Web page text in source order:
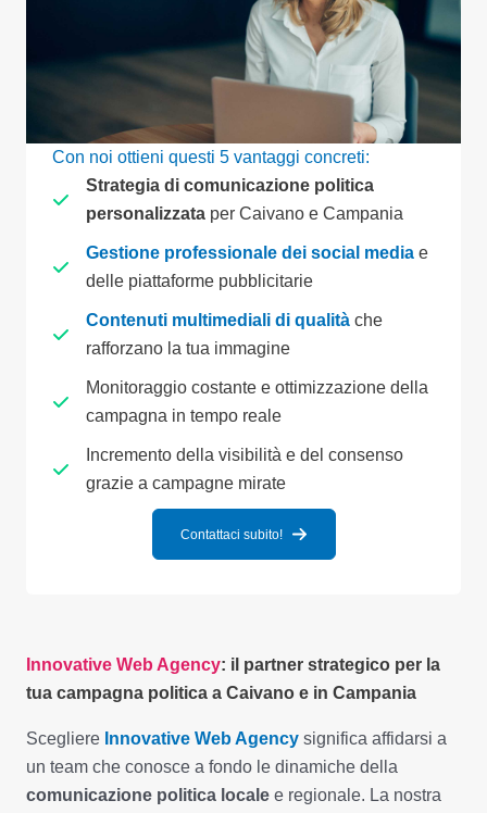
Con noi ottieni questi 5 vantaggi concreti:
Strategia di comunicazione politica
personalizzata per Caivano e Campania
Gestione professionale dei social media e
delle piattaforme pubblicitarie
Contenuti multimediali di qualità che
rafforzano la tua immagine
Monitoraggio costante e ottimizzazione della
campagna in tempo reale
Incremento della visibilità e del consenso
grazie a campagne mirate
Contattaci subito!
Innovative Web Agency: il partner strategico per la
tua campagna politica a Caivano e in Campania
Scegliere Innovative Web Agency significa affidarsi a
un team che conosce a fondo le dinamiche della
comunicazione politica locale e regionale. La nostra